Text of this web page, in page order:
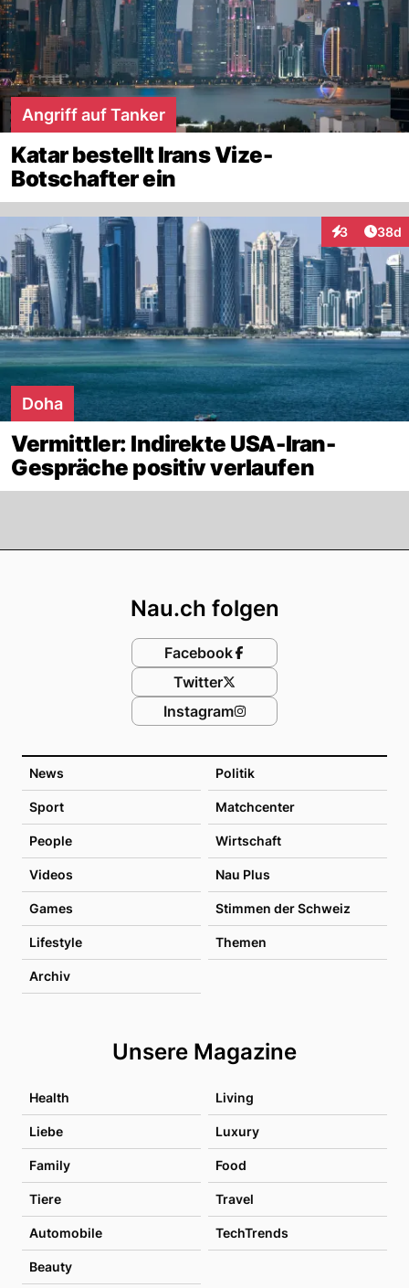
Angriff auf Tanker
Katar bestellt Irans Vize-
Botschafter ein
3
Interaktionen
38d
Doha
Vermittler: Indirekte USA-Iran-
Gespräche positiv verlaufen
News Politik
Sport Matchcenter
People Wirtschaft
Videos Nau Plus
Games Stimmen der Schweiz
Lifestyle Themen
Archiv
Unsere Magazine
Health Living
Liebe Luxury
Family Food
Tiere Travel
Automobile TechTrends
Beauty
Nau.ch folgen
Facebook
Twitter
Instagram